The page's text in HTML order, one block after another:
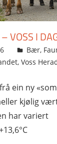
VOSS I
Svein
Bær,
, Voss
ein ny
kjølig
har variert